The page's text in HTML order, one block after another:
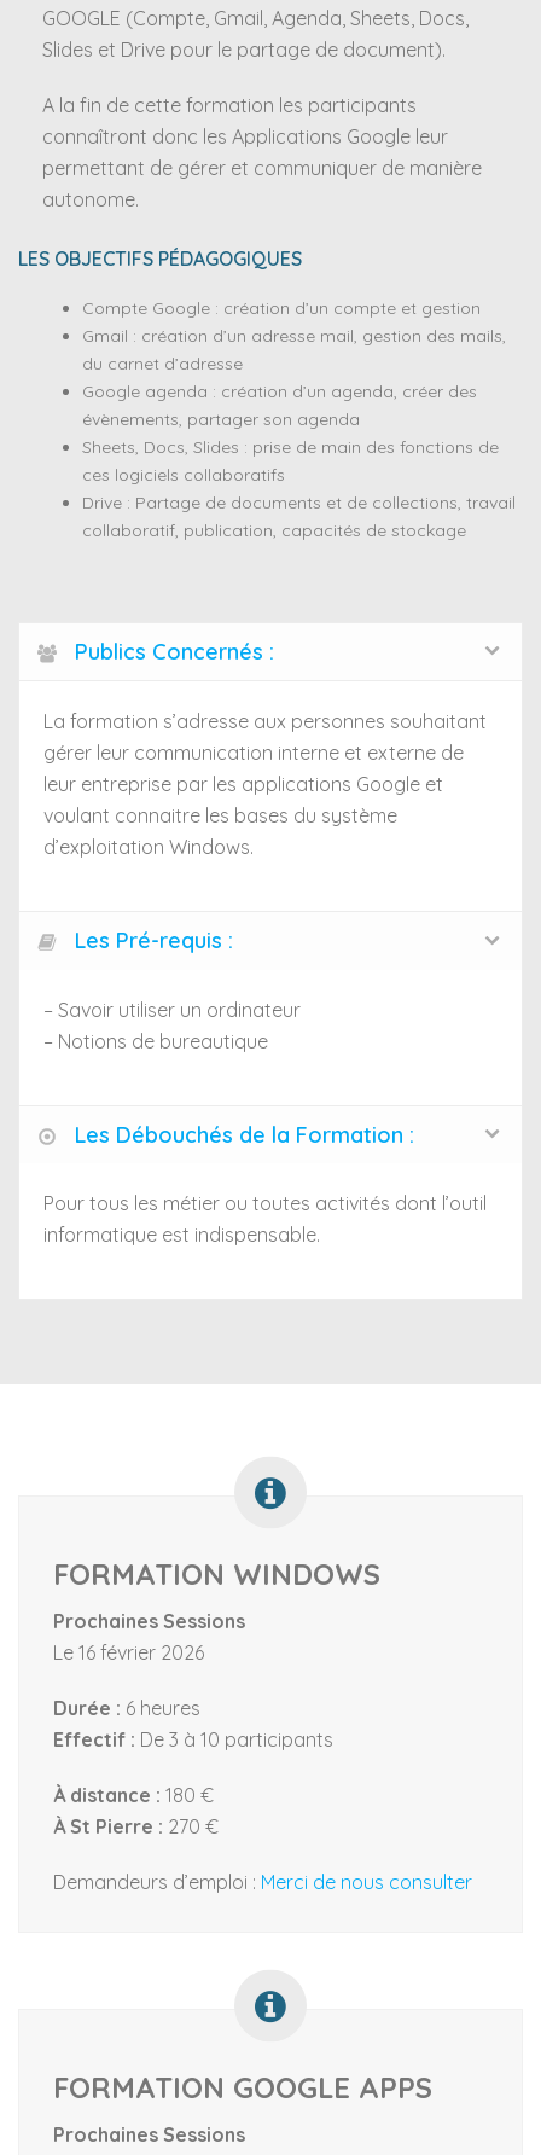
GOOGLE (Compte, Gmail, Agenda, Sheets, Docs,
Slides et Drive pour le partage de document).
A la fin de cette formation les participants
connaîtront donc les Applications Google leur
permettant de gérer et communiquer de manière
autonome.
LES OBJECTIFS PÉDAGOGIQUES
Compte Google : création d’un compte et gestion
Gmail : création d’un adresse mail, gestion des mails,
du carnet d’adresse
Google agenda : création d’un agenda, créer des
évènements, partager son agenda
Sheets, Docs, Slides : prise de main des fonctions de
ces logiciels collaboratifs
Drive : Partage de documents et de collections, travail
collaboratif, publication, capacités de stockage
Publics Concernés :
La formation s’adresse aux personnes souhaitant
gérer leur communication interne et externe de
leur entreprise par les applications Google et
voulant connaitre les bases du système
d’exploitation Windows.
Les Pré-requis :
– Savoir utiliser un ordinateur
– Notions de bureautique
Les Débouchés de la Formation :
Pour tous les métier ou toutes activités dont l’outil
informatique est indispensable.
FORMATION WINDOWS
Prochaines Sessions
Le 16 février 2026
Durée : 6 heures
Effectif : De 3 à 10 participants
À distance : 180 €
À St Pierre : 270 €
Demandeurs d’emploi : Merci de nous consulter
FORMATION GOOGLE APPS
Prochaines Sessions